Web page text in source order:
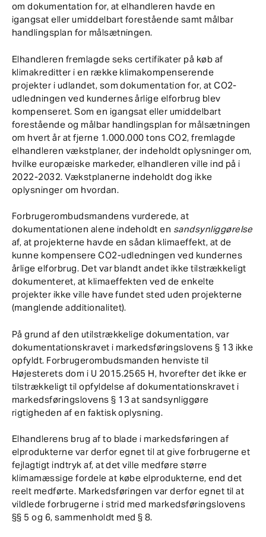
om dokumentation for, at elhandleren havde en
igangsat eller umiddelbart forestående samt målbar
handlingsplan for målsætningen.
Elhandleren fremlagde seks certifikater på køb af
klimakreditter i en række klimakompenserende
projekter i udlandet, som dokumentation for, at CO2-
udledningen ved kundernes årlige elforbrug blev
kompenseret. Som en igangsat eller umiddelbart
forestående og målbar handlingsplan for målsætningen
om hvert år at fjerne 1.000.000 tons CO2, fremlagde
elhandleren vækstplaner, der indeholdt oplysninger om,
hvilke europæiske markeder, elhandleren ville ind på i
2022-2032. Vækstplanerne indeholdt dog ikke
oplysninger om hvordan.
Forbrugerombudsmandens vurderede, at
dokumentationen alene indeholdt en sandsynliggørelse
af, at projekterne havde en sådan klimaeffekt, at de
kunne kompensere CO2-udledningen ved kundernes
årlige elforbrug. Det var blandt andet ikke tilstrækkeligt
dokumenteret, at klimaeffekten ved de enkelte
projekter ikke ville have fundet sted uden projekterne
(manglende additionalitet).
På grund af den utilstrækkelige dokumentation, var
dokumentationskravet i markedsføringslovens § 13 ikke
opfyldt. Forbrugerombudsmanden henviste til
Højesterets dom i U 2015.2565 H, hvorefter det ikke er
tilstrækkeligt til opfyldelse af dokumentationskravet i
markedsføringslovens § 13 at sandsynliggøre
rigtigheden af en faktisk oplysning.
Elhandlerens brug af to blade i markedsføringen af
elprodukterne var derfor egnet til at give forbrugerne et
fejlagtigt indtryk af, at det ville medføre større
klimamæssige fordele at købe elprodukterne, end det
reelt medførte. Markedsføringen var derfor egnet til at
vildlede forbrugerne i strid med markedsføringslovens
§§ 5 og 6, sammenholdt med § 8.